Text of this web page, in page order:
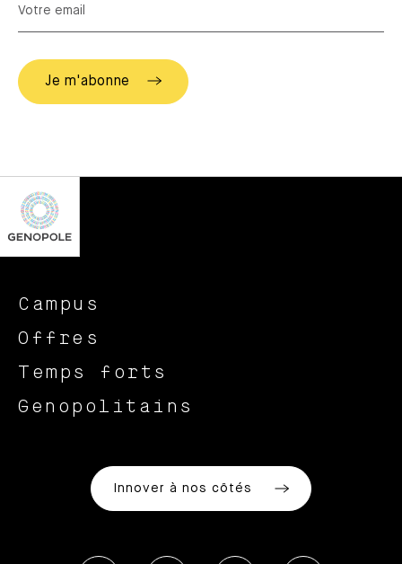
Campus
Offres
Temps forts
Genopolitains
Innover à nos côtés